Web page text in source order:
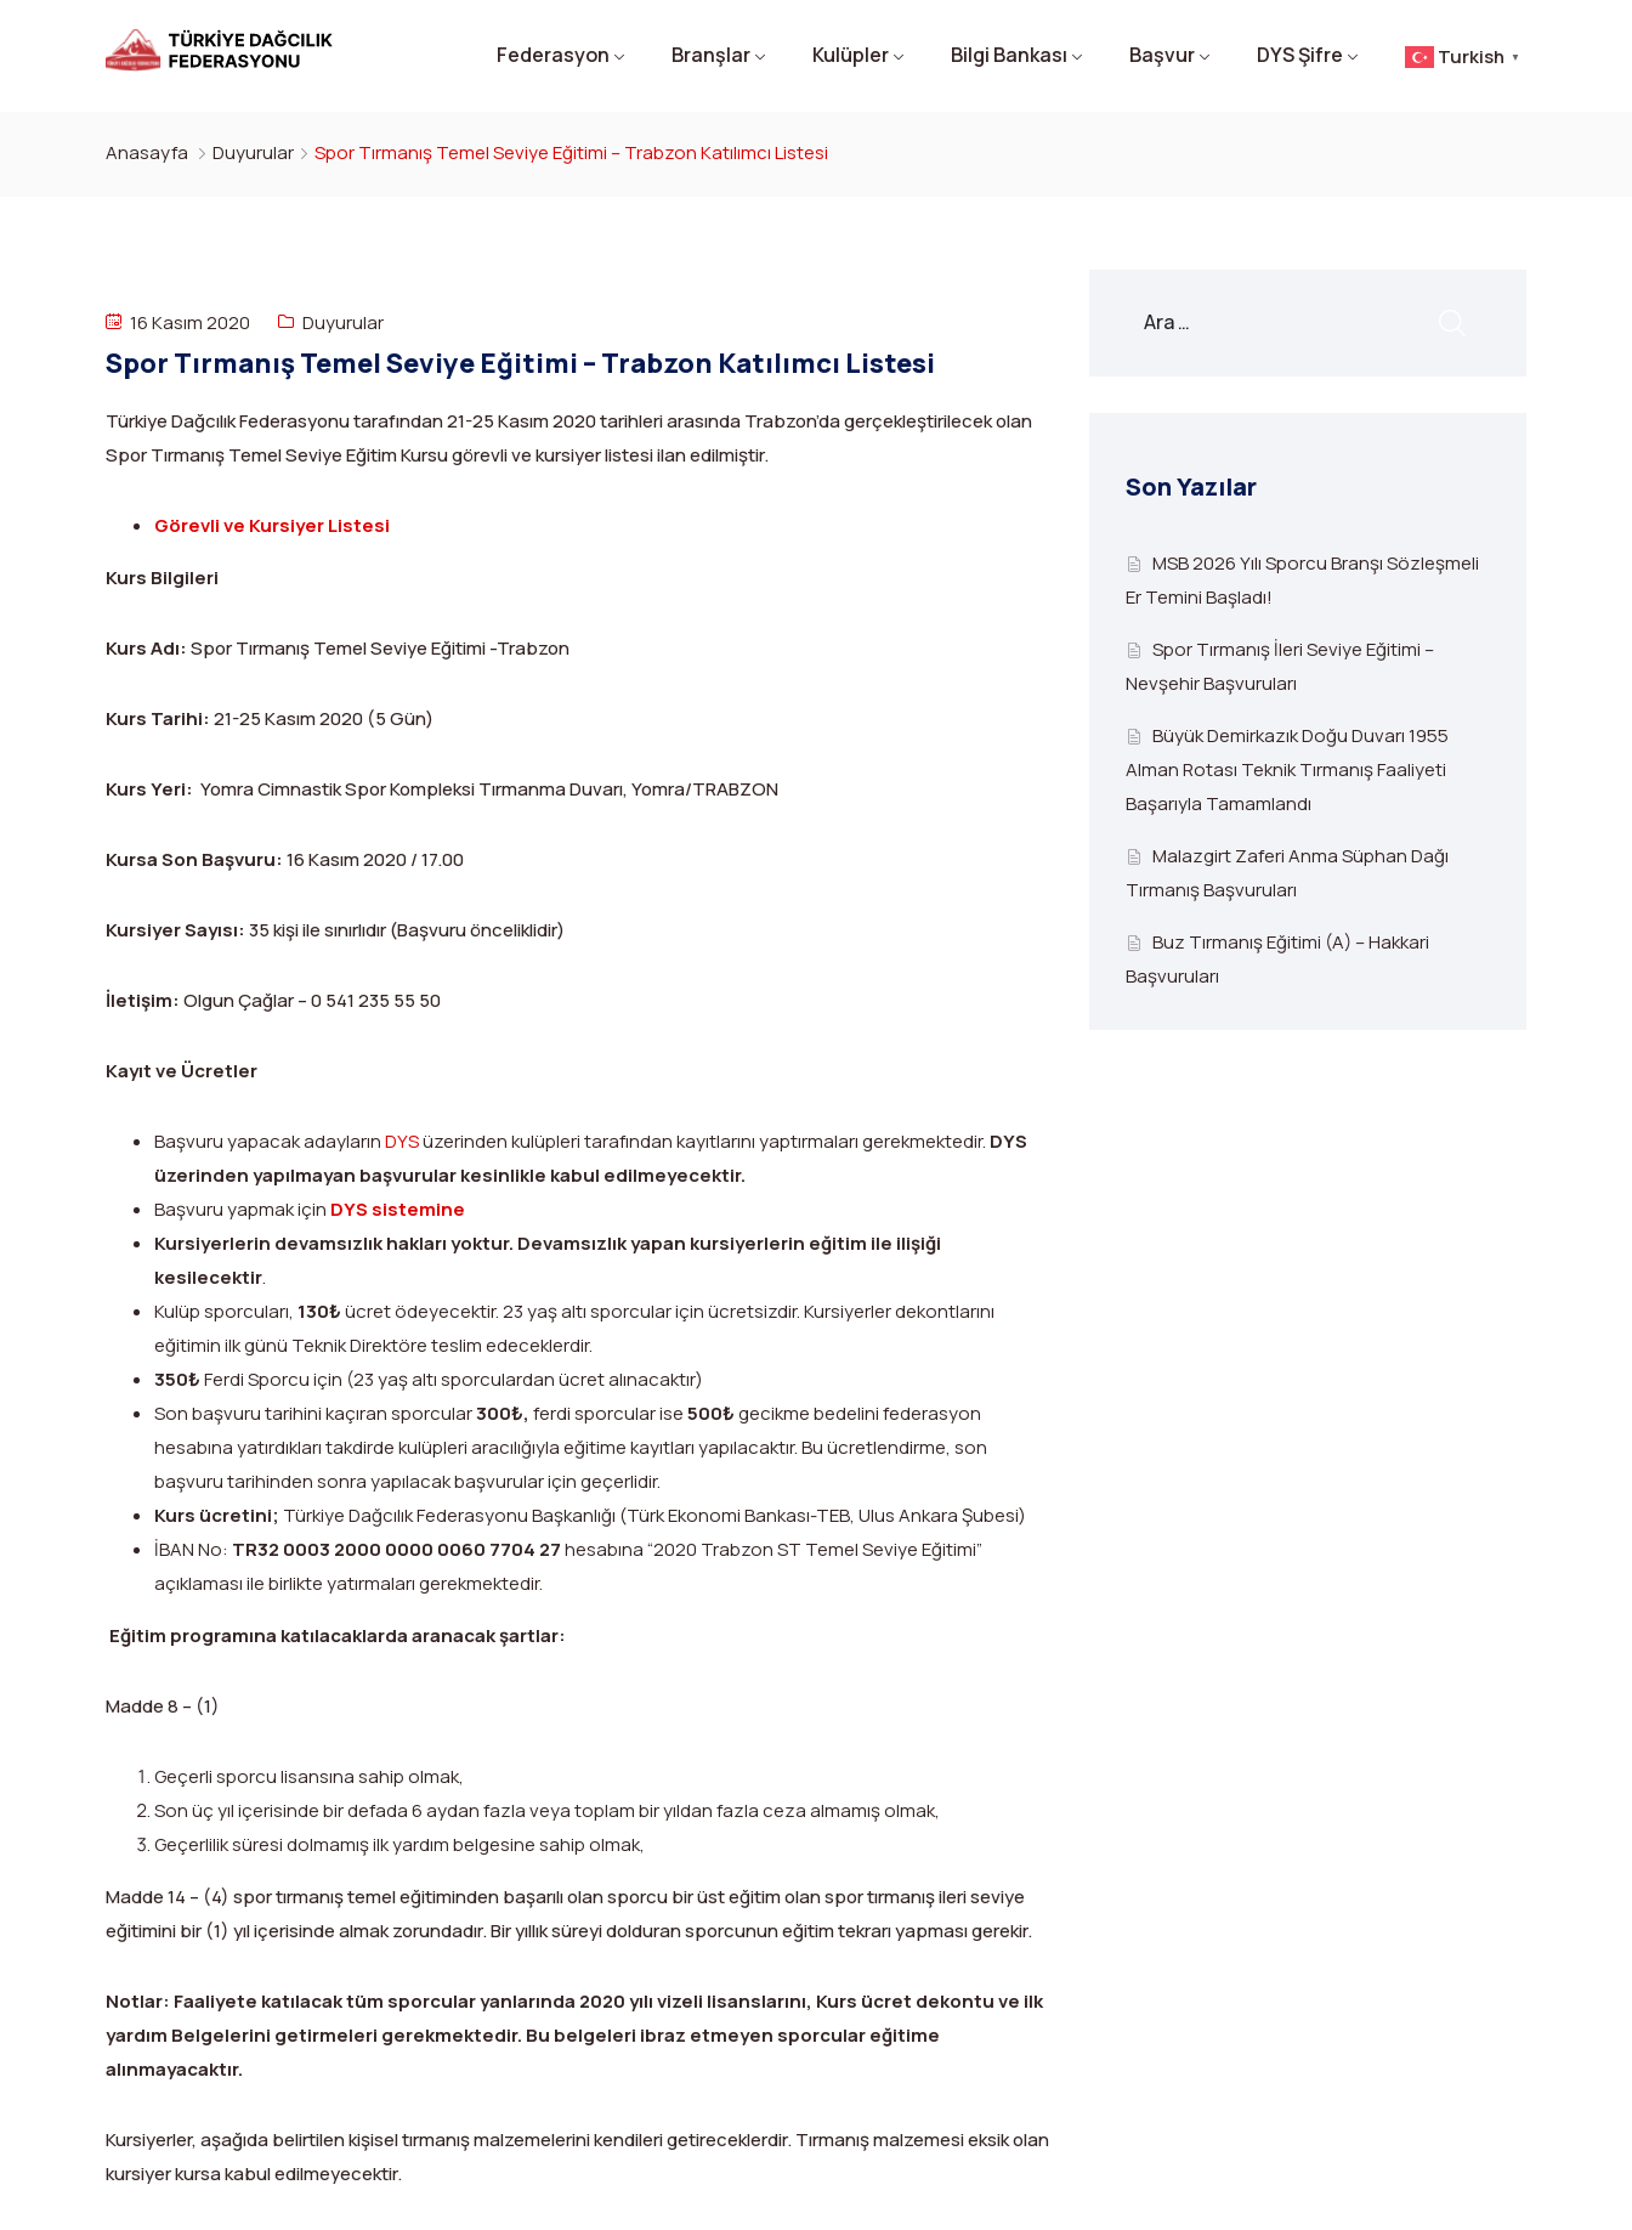
Federasyon Branşlar Kulüpler Bilgi Bankası Başvur DYS Şifre Turkish ▼
Anasayfa Duyurular Spor Tırmanış Temel Seviye Eğitimi – Trabzon Katılımcı Listesi
16 Kasım 2020 Duyurular
Spor Tırmanış Temel Seviye Eğitimi – Trabzon Katılımcı Listesi
Türkiye Dağcılık Federasyonu tarafından 21-25 Kasım 2020 tarihleri arasında Trabzon’da gerçekleştirilecek olan
Spor Tırmanış Temel Seviye Eğitim Kursu görevli ve kursiyer listesi ilan edilmiştir.
Görevli ve Kursiyer Listesi
Kurs Bilgileri
Kurs Adı: Spor Tırmanış Temel Seviye Eğitimi -Trabzon
Kurs Tarihi: 21-25 Kasım 2020 (5 Gün)
Kurs Yeri: Yomra Cimnastik Spor Kompleksi Tırmanma Duvarı, Yomra/TRABZON
Kursa Son Başvuru: 16 Kasım 2020 / 17.00
Kursiyer Sayısı: 35 kişi ile sınırlıdır (Başvuru önceliklidir)
İletişim: Olgun Çağlar – 0 541 235 55 50
Kayıt ve Ücretler
Başvuru yapacak adaylarınDYSüzerinden kulüpleri tarafından kayıtlarını yaptırmaları gerekmektedir. DYS
üzerinden yapılmayan başvurular kesinlikle kabul edilmeyecektir.
Başvuru yapmak için DYS sistemine
Kursiyerlerin devamsızlık hakları yoktur. Devamsızlık yapan kursiyerlerin eğitim ile ilişiği
kesilecektir.
Kulüp sporcuları, 130₺ücret ödeyecektir. 23 yaş altı sporcular için ücretsizdir. Kursiyerler dekontlarını
eğitimin ilk günü Teknik Direktöre teslim edeceklerdir.
350₺Ferdi Sporcu için (23 yaş altı sporculardan ücret alınacaktır)
Son başvuru tarihini kaçıran sporcular300₺, ferdi sporcular ise500₺gecikme bedelini federasyon
hesabına yatırdıkları takdirde kulüpleri aracılığıyla eğitime kayıtları yapılacaktır. Bu ücretlendirme, son
başvuru tarihinden sonra yapılacak başvurular için geçerlidir.
Kurs ücretini; Türkiye Dağcılık Federasyonu Başkanlığı (Türk Ekonomi Bankası-TEB, Ulus Ankara Şubesi)
İBAN No: TR32 0003 2000 0000 0060 7704 27hesabına “2020 Trabzon ST Temel Seviye Eğitimi”
açıklaması ile birlikte yatırmaları gerekmektedir.
Eğitim programına katılacaklarda aranacak şartlar:
Madde 8 – (1)
Geçerli sporcu lisansına sahip olmak,
Son üç yıl içerisinde bir defada 6 aydan fazla veya toplam bir yıldan fazla ceza almamış olmak,
Geçerlilik süresi dolmamış ilk yardım belgesine sahip olmak,
Madde 14 – (4) spor tırmanış temel eğitiminden başarılı olan sporcu bir üst eğitim olan spor tırmanış ileri seviye
eğitimini bir (1) yıl içerisinde almak zorundadır. Bir yıllık süreyi dolduran sporcunun eğitim tekrarı yapması gerekir.
Notlar: Faaliyete katılacak tüm sporcular yanlarında 2020 yılı vizeli lisanslarını, Kurs ücret dekontu ve ilk
yardım Belgelerini getirmeleri gerekmektedir. Bu belgeleri ibraz etmeyen sporcular eğitime
alınmayacaktır.
Kursiyerler, aşağıda belirtilen kişisel tırmanış malzemelerini kendileri getireceklerdir. Tırmanış malzemesi eksik olan
kursiyer kursa kabul edilmeyecektir.
Son Yazılar
MSB 2026 Yılı Sporcu Branşı Sözleşmeli
Er Temini Başladı!
Spor Tırmanış İleri Seviye Eğitimi –
Nevşehir Başvuruları
Büyük Demirkazık Doğu Duvarı 1955
Alman Rotası Teknik Tırmanış Faaliyeti
Başarıyla Tamamlandı
Malazgirt Zaferi Anma Süphan Dağı
Tırmanış Başvuruları
Buz Tırmanış Eğitimi (A) – Hakkari
Başvuruları